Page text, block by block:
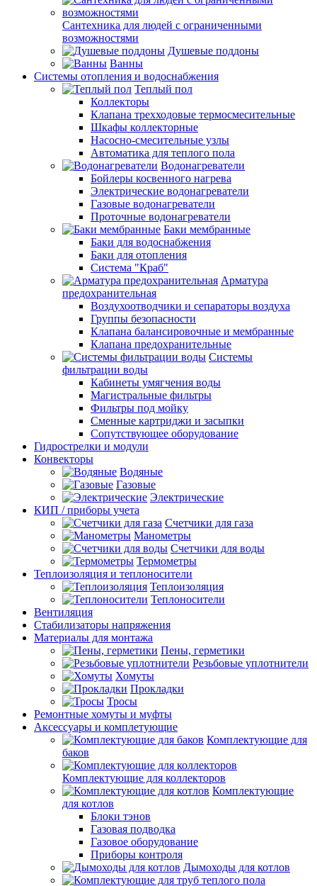
Сантехника для людей с ограниченными
возможностями
Душевые поддоны
Ванны
Системы отопления и водоснабжения
Теплый пол
Коллекторы
Клапана трехходовые термосмесительные
Шкафы коллекторные
Насосно-смесительные узлы
Автоматика для теплого пола
Водонагреватели
Бойлеры косвенного нагрева
Электрические водонагреватели
Газовые водонагреватели
Проточные водонагреватели
Баки мембранные
Баки для водоснабжения
Баки для отопления
Система "Краб"
Арматура
предохранительная
Воздухоотводчики и сепараторы воздуха
Группы безопасности
Клапана балансировочные и мембранные
Клапана предохранительные
Системы
фильтрации воды
Кабинеты умягчения воды
Магистральные фильтры
Фильтры под мойку
Сменные картриджи и засыпки
Сопутствующее оборудование
Гидрострелки и модули
Конвекторы
Водяные
Газовые
Электрические
КИП / приборы учета
Счетчики для газа
Манометры
Счетчики для воды
Термометры
Теплоизоляция и теплоносители
Теплоизоляция
Теплоносители
Вентиляция
Стабилизаторы напряжения
Материалы для монтажа
Пены, герметики
Резьбовые уплотнители
Хомуты
Прокладки
Тросы
Ремонтные хомуты и муфты
Аксессуары и комплетующие
Комплектующие для
баков
Комплектующие для коллекторов
Комплектующие
для котлов
Блоки тэнов
Газовая подводка
Газовое оборудование
Приборы контроля
Дымоходы для котлов